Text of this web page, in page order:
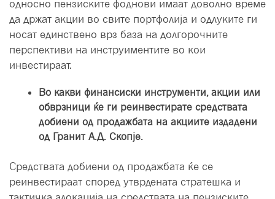
односно пензиските фоднови имаат доволно време
да држат акции во свите портфолија и одлуките ги
носат единствено врз база на долгорочните
перспективи на инструиментите во кои
инвестираат.
Во какви финансиски инструменти, акции или
обврзници ќе ги реинвестирате средствата
добиени од продажбата на акциите издадени
од Гранит А.Д. Скопје.
Средствата добиени од продажбата ќе се
реинвестираат според утврдената стратешка и